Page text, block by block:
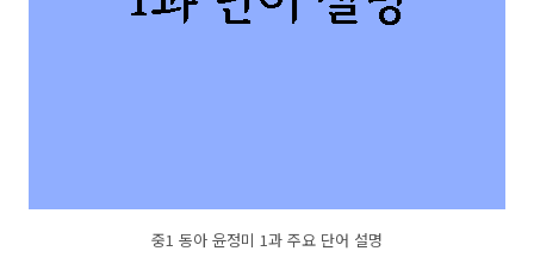
중1 동아 윤정미 1과 주요 단어 설명